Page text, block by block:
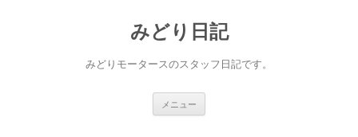
みどり日記
みどりモータースのスタッフ日記です。
メニュー